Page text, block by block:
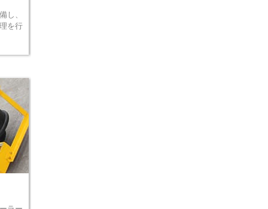
し、
を行